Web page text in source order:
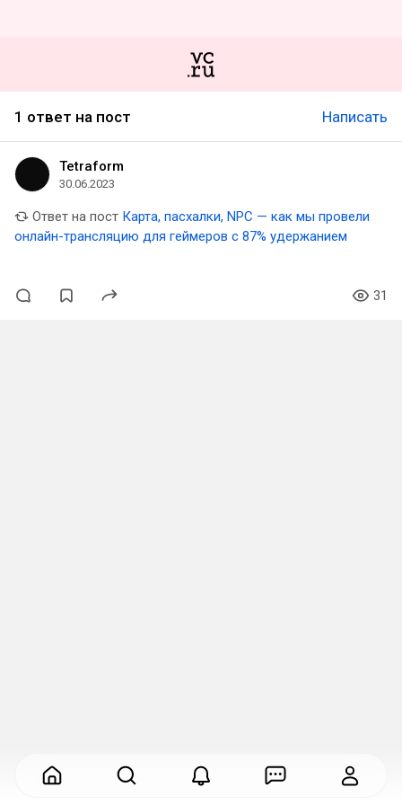
1 ответ на пост Написать
Tetraform
30.06.2023
Ответ на пост Карта, пасхалки, NPC — как мы провели
онлайн-трансляцию для геймеров с 87% удержанием
31